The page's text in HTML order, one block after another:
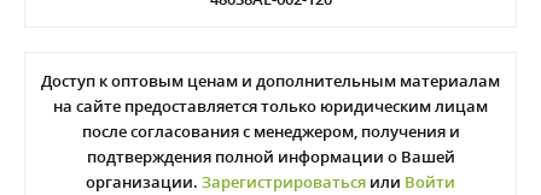
Доступ к оптовым ценам и дополнительным материалам
на сайте предоставляется только юридическим лицам
после согласования с менеджером, получения и
подтверждения полной информации о Вашей
организации. Зарегистрироваться или Войти